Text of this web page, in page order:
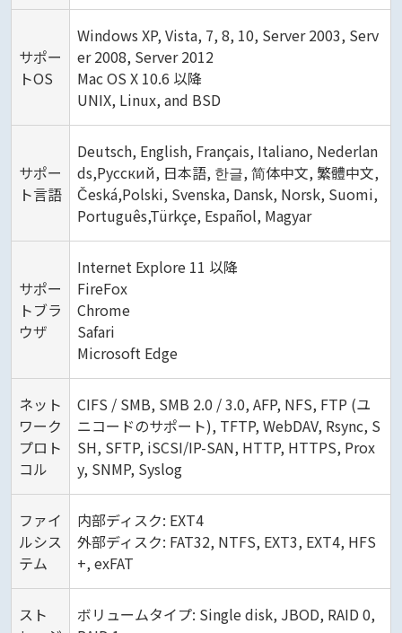
サポー
トOS
Windows XP, Vista, 7, 8, 10, Server 2003, Serv
er 2008, Server 2012
Mac OS X 10.6 以降
UNIX, Linux, and BSD
サポー
ト言語
Deutsch, English, Français, Italiano, Nederlan
ds,Русский, 日本語, 한글, 简体中文, 繁體中文,
Česká,Polski, Svenska, Dansk, Norsk, Suomi,
Português,Türkçe, Español, Magyar
サポー
トブラ
ウザ
Internet Explore 11 以降
FireFox
Chrome
Safari
Microsoft Edge
ネット
ワーク
プロト
コル
CIFS / SMB, SMB 2.0 / 3.0, AFP, NFS, FTP (ユ
ニコードのサポート), TFTP, WebDAV, Rsync, S
SH, SFTP, iSCSI/IP-SAN, HTTP, HTTPS, Prox
y, SNMP, Syslog
ファイ
ルシス
テム
内部ディスク: EXT4
外部ディスク: FAT32, NTFS, EXT3, EXT4, HFS
+, exFAT
スト
ボリュームタイプ: Single disk, JBOD, RAID 0,